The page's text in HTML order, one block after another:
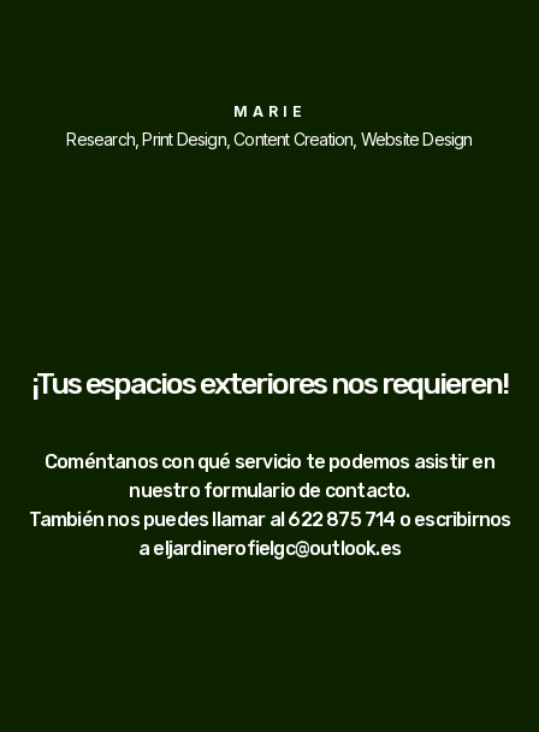
MARIE
Research, Print Design, Content Creation, Website Design
¡Tus espacios exteriores nos requieren!
Coméntanos con qué servicio te podemos asistir en
nuestro formulario de contacto.
También nos puedes llamar al622 875 714 o escribirnos
a eljardinerofielgc@outlook.es